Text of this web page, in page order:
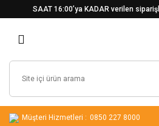
SAAT 16:00’ya KADAR verilen
Müşteri Hizmetleri : 0850 227 8000